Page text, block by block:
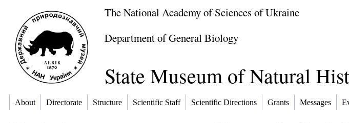
The National Academy of Sciences of Ukraine
Department of General Biology
State Museum of Natural
About Directorate Structure Scientific Staff Scientific Directions Grants Messages